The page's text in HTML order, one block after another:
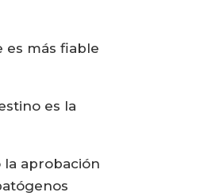
es más fiable
es la
aprobación